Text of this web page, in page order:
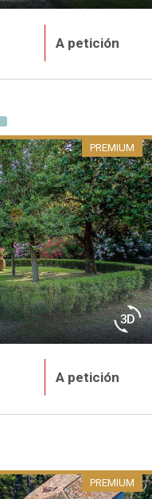
A petición
PREMIUM
A petición
PREMIUM